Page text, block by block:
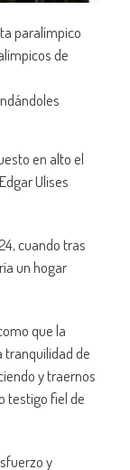
paralímpico
de
en alto el
Ulises
cuando tras
un hogar
que la
tranquilidad de
y traernos
testigo fiel de
y